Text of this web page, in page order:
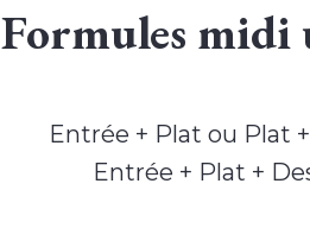
Formules midi
Entrée + Plat ou Plat
Entrée + Plat +